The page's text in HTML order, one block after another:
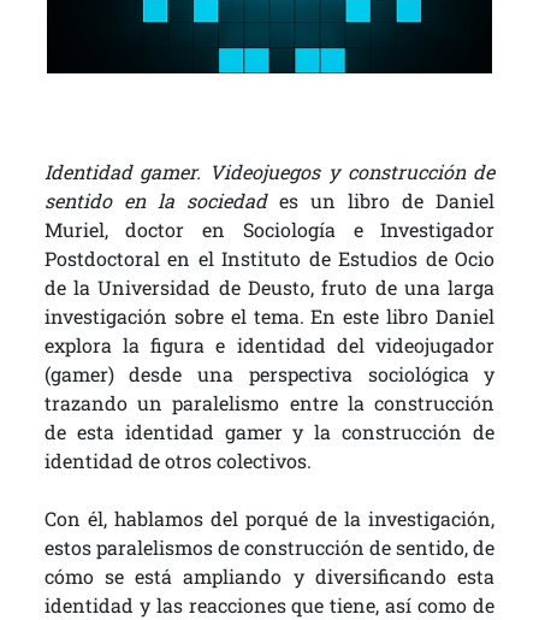
Identidad gamer. Videojuegos y construcción de
sentido en la sociedades un libro de Daniel
Muriel, doctor en Sociología e Investigador
Postdoctoral en el Instituto de Estudios de Ocio
de la Universidad de Deusto, fruto de una larga
investigación sobre el tema. En este libro Daniel
explora la figura e identidad del videojugador
(gamer) desde una perspectiva sociológica y
trazando un paralelismo entre la construcción
de esta identidad gamer y la construcción de
identidad de otros colectivos.
Con él, hablamos del porqué de la investigación,
estos paralelismos de construcción de sentido, de
cómo se está ampliando y diversificando esta
identidad y las reacciones que tiene, así como de